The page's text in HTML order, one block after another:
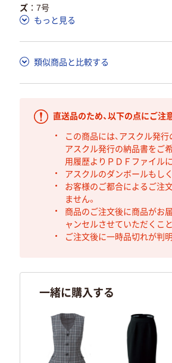
ズ
7号
もっと見る
類似商品と比較する
直送品のため、以下の点にご注
この商品には、アスクル発
アスクル発行の納品書をご
用履歴よりＰＤＦファイル
アスクルのダンボールもし
お客様のご都合によるご注
ません。
商品のご注文後に商品がお
ャンセルさせていただくこ
ご注文後に一時品切れが判
一緒に購入する